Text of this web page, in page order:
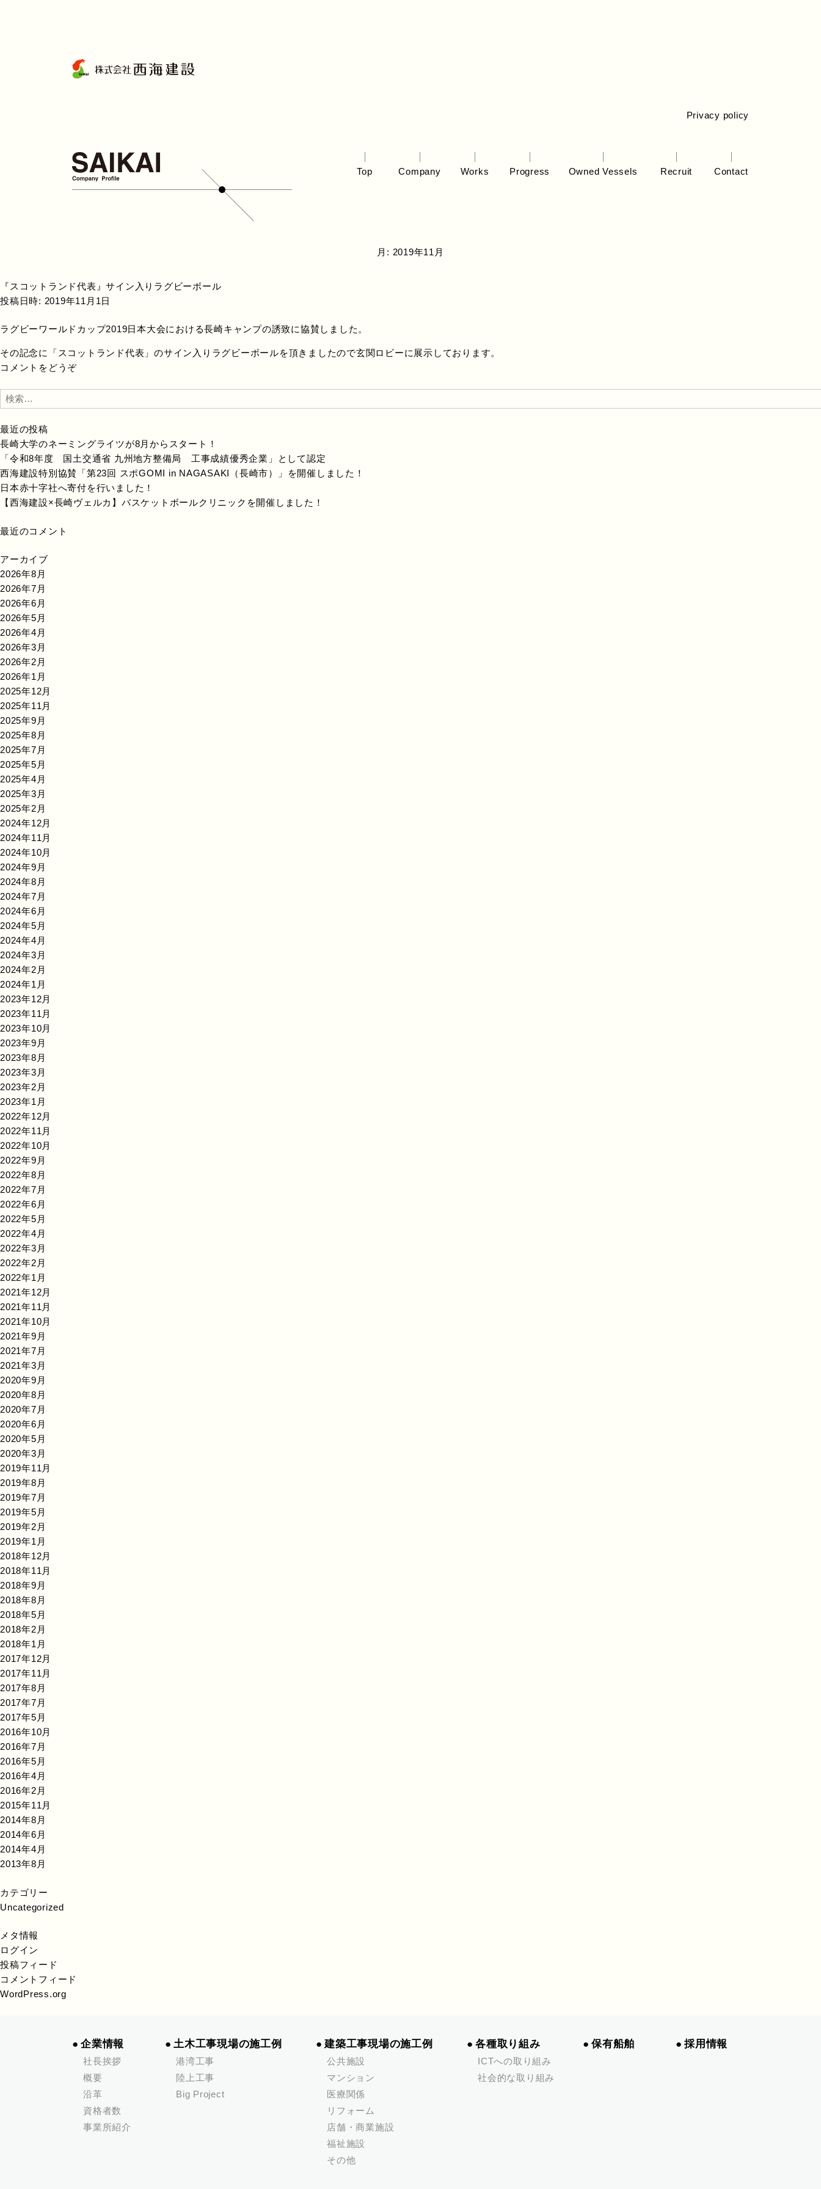
Privacy policy
Top Company Works Progress Owned Vessels Recruit Contact
月: 2019年11月
『スコットランド代表』サイン入りラグビーボール
投稿日時: 2019年11月1日
ラグビーワールドカップ2019日本大会における長崎キャンプの誘致に協賛しました。
その記念に「スコットランド代表」のサイン入りラグビーボールを頂きましたので玄関ロビーに展示しております。
コメントをどうぞ
検
索:
最近の投稿
長崎大学のネーミングライツが8月からスタート！
「令和8年度 国土交通省 九州地方整備局 工事成績優秀企業」として認定
西海建設特別協賛「第23回 スポGOMI in NAGASAKI（長崎市）」を開催しました！
日本赤十字社へ寄付を行いました！
【西海建設×長崎ヴェルカ】バスケットボールクリニックを開催しました！
最近のコメント
アーカイブ
2026年8月
2026年7月
2026年6月
2026年5月
2026年4月
2026年3月
2026年2月
2026年1月
2025年12月
2025年11月
2025年9月
2025年8月
2025年7月
2025年5月
2025年4月
2025年3月
2025年2月
2024年12月
2024年11月
2024年10月
2024年9月
2024年8月
2024年7月
2024年6月
2024年5月
2024年4月
2024年3月
2024年2月
2024年1月
2023年12月
2023年11月
2023年10月
2023年9月
2023年8月
2023年3月
2023年2月
2023年1月
2022年12月
2022年11月
2022年10月
2022年9月
2022年8月
2022年7月
2022年6月
2022年5月
2022年4月
2022年3月
2022年2月
2022年1月
2021年12月
2021年11月
2021年10月
2021年9月
2021年7月
2021年3月
2020年9月
2020年8月
2020年7月
2020年6月
2020年5月
2020年3月
2019年11月
2019年8月
2019年7月
2019年5月
2019年2月
2019年1月
2018年12月
2018年11月
2018年9月
2018年8月
2018年5月
2018年2月
2018年1月
2017年12月
2017年11月
2017年8月
2017年7月
2017年5月
2016年10月
2016年7月
2016年5月
2016年4月
2016年2月
2015年11月
2014年8月
2014年6月
2014年4月
2013年8月
カテゴリー
Uncategorized
メタ情報
ログイン
投稿フィード
コメントフィード
WordPress.org
企業情報
社長挨拶
概要
沿革
資格者数
事業所紹介
土木工事現場の施工例
港湾工事
陸上工事
Big Project
建築工事現場の施工例
公共施設
マンション
医療関係
リフォーム
店舗・商業施設
福祉施設
その他
各種取り組み
ICTへの取り組み
社会的な取り組み
保有船舶 採用情報